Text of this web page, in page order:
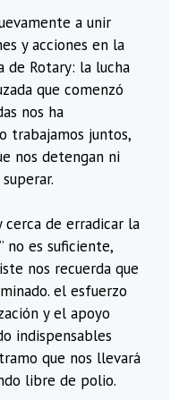
a unir
y acciones en la
de Rotary: la lucha
que comenzó
nos ha
trabajamos juntos,
nos detengan ni
cerca de erradicar la
no es suficiente,
nos recuerda que
el esfuerzo
y el apoyo
indispensables
que nos llevará
libre de polio.